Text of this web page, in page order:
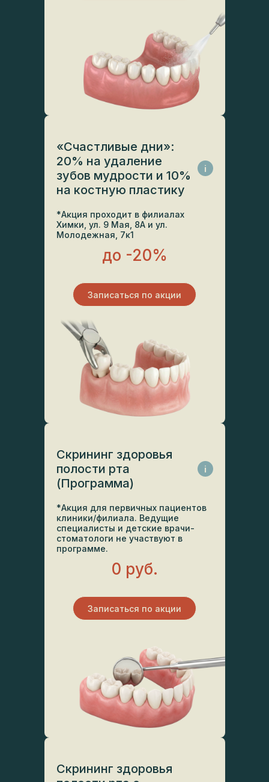
«Счастливые дни»:
20% на удаление
зубов мудрости и 10%
на костную пластику
i
*Акция проходит в филиалах
Химки, ул. 9 Мая, 8А и ул.
Молодежная, 7к1
до -20%
Записаться по акции
Скрининг здоровья
полости рта
(Программа)
i
*Акция для первичных пациентов
клиники/филиала. Ведущие
специалисты и детские врачи-
стоматологи не участвуют в
программе.
0 руб.
Записаться по акции
Скрининг здоровья